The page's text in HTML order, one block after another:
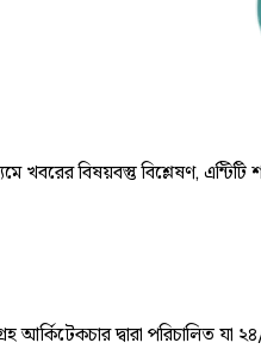
খবরের বিষয়বস্তু বিশ্লেষণ, এন্টিটি
আর্কিটেকচার দ্বারা পরিচালিত যা